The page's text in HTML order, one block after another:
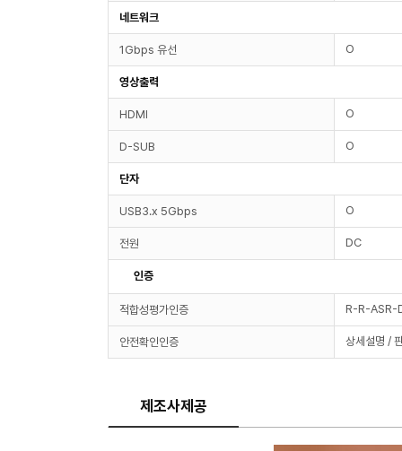
네트워크
1Gbps 유선 O
영상출력
HDMI O
D-SUB O
단자
USB3.x 5Gbps O
전원 DC
인증
적합성평가인증 R-R-ASR-
안전확인인증 상세설명 /
제조사제공